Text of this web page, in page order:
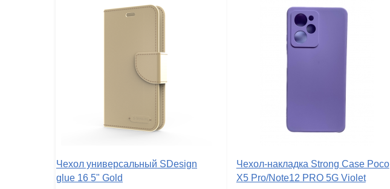
Чехол универсальный SDesign
glue 16 5" Gold
Чехол-накладка Strong Case Poco
X5 Pro/Note12 PRO 5G Violet